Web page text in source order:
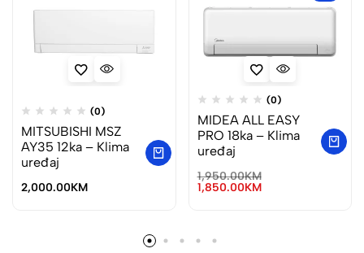
(0)
MITSUBISHI MSZ
AY35 12ka – Klima
uređaj
2,000.00KM
(0)
MIDEA ALL EASY
PRO 18ka – Klima
uređaj
1,950.00KM
1,850.00KM